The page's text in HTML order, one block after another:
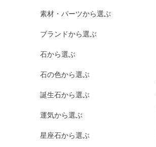
素材・パーツから選ぶ
ブランドから選ぶ
石から選ぶ
石の色から選ぶ
誕生石から選ぶ
運気から選ぶ
星座石から選ぶ